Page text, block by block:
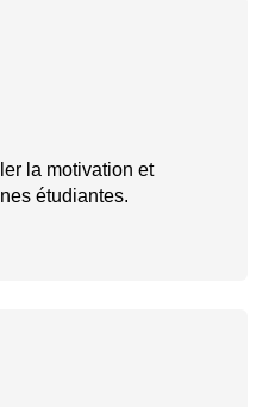
la motivation et
étudiantes.